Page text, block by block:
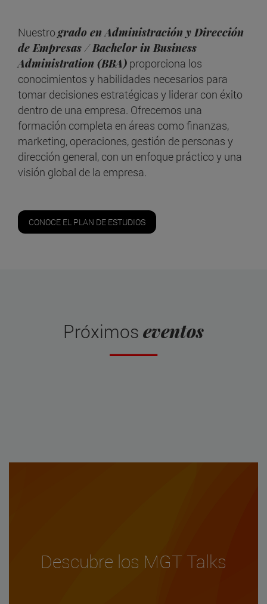
Nuestro grado en Administración y Dirección
de Empresas / Bachelor in Business
Administration (BBA) proporciona los
conocimientos y habilidades necesarios para
tomar decisiones estratégicas y liderar con éxito
dentro de una empresa. Ofrecemos una
formación completa en áreas como finanzas,
marketing, operaciones, gestión de personas y
dirección general, con un enfoque práctico y una
visión global de la empresa.
CONOCE EL PLAN DE ESTUDIOS
Próximos eventos
Descubre los MGT Talks